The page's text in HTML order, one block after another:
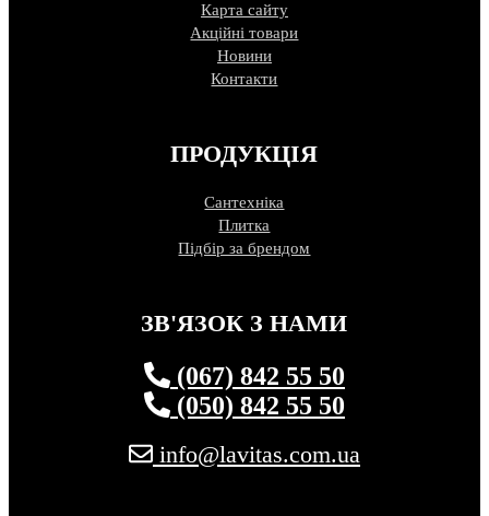
Карта сайту
Акційні товари
Новини
Контакти
ПРОДУКЦІЯ
Сантехніка
Плитка
Підбір за брендом
ЗВ'ЯЗОК З НАМИ
(067) 842 55 50
(050) 842 55 50
info@lavitas.com.ua